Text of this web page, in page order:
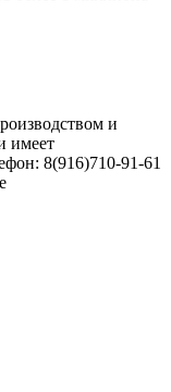
и
имеет
8(916)710-91-61